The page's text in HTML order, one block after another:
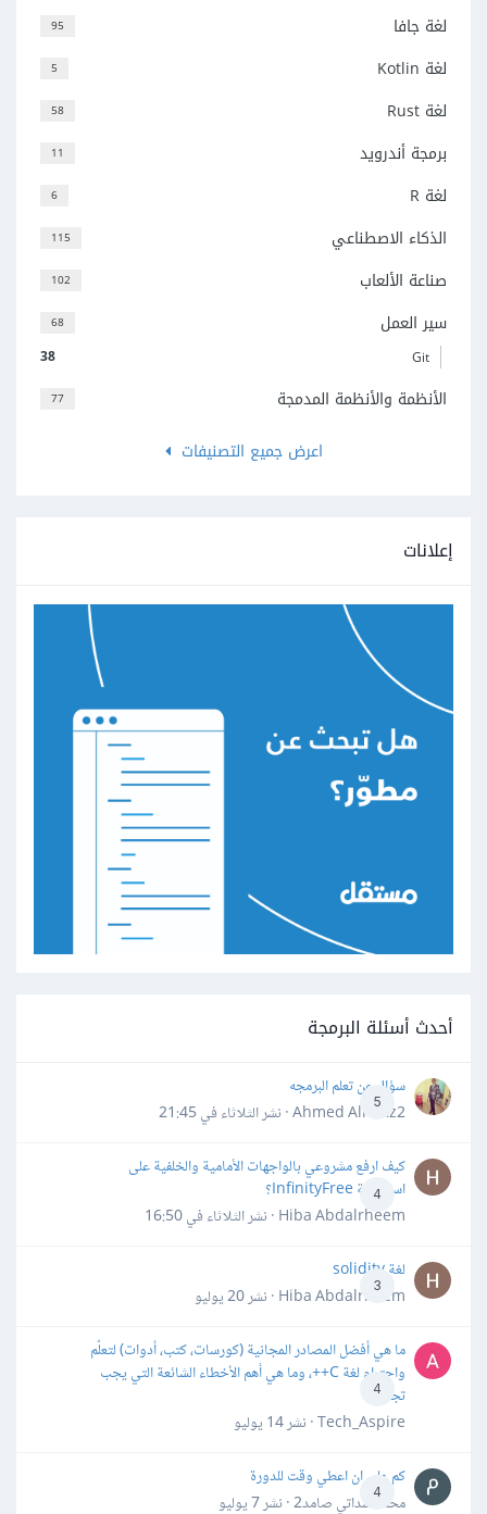
95 لغة جافا
5 لغة Kotlin
58 لغة Rust
11 برمجة أندرويد
6 لغة R
115 الذكاء الاصطناعي
102 صناعة الألعاب
68 سير العمل
38 Git
77
الأنظمة والأنظمة المدمجة
اعرض جميع التصنيفات
إعلانات
أحدث أسئلة البرمجة
5
سؤال عن تعلم البرمجه
Ahmed Alhafiz2 · نشر
الثلاثاء في 21:45
4
كيف ارفع مشروعي بالواجهات الأمامية والخلفية على
استضافة InfinityFree؟
Hiba Abdalrheem · نشر
الثلاثاء في 16:50
3
لغة solidity
Hiba Abdalrheem · نشر
20 يوليو
4
ما هي أفضل المصادر المجانية (كورسات، كتب، أدوات) لتعلّم
واحترام لغة C++، وما هي أهم الأخطاء الشائعة التي يجب
تجنبها؟
Tech_Aspire · نشر
14 يوليو
4
كم علي ان اعطي وقت للدورة
محمد سداتي صامد2 · نشر
7 يوليو